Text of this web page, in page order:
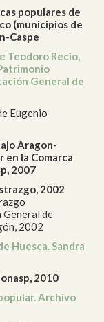
populares de
(municipios de
Caspe
Teodoro Recio,
General de
Eugenio
Aragon-
en la Comarca
2007
2002
de
2002
Huesca. Sandra
2010
Archivo